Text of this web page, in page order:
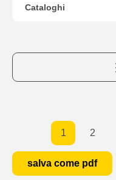
Cataloghi
1 2
salva come pdf